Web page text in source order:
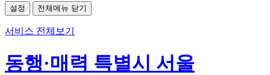
설정 전체메뉴 닫기
서비스 전체보기
동행·매력 특별시 서울